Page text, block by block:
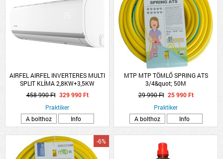
AIRFEL AIRFEL INVERTERES MULTI
SPLIT KLÍMA 2,8KW+3,5KW
2LMX50N/LRXM25UVB1B/LRXM35UVB1B
458 990 Ft 329 990 Ft
Praktiker
A bolthoz
Info
MTP MTP TÖMLŐ SPRING ATS
3/4&quot; 50M
CSAVARODÁSMENTES
29 990 Ft 25 990 Ft
Praktiker
A bolthoz
Info
-6%